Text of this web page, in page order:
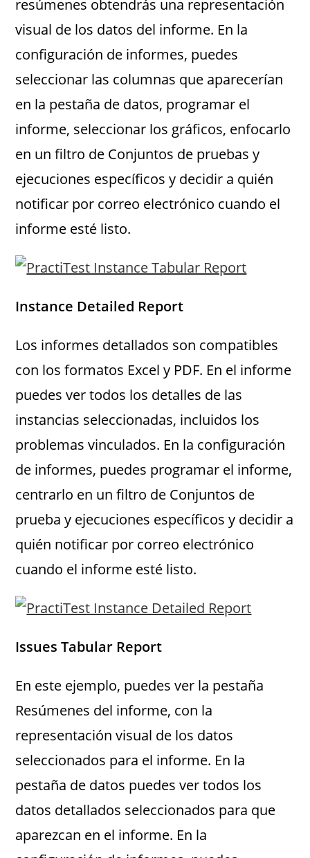
resúmenes obtendrás una representación
visual de los datos del informe. En la
configuración de informes, puedes
seleccionar las columnas que aparecerían
en la pestaña de datos, programar el
informe, seleccionar los gráficos, enfocarlo
en un filtro de Conjuntos de pruebas y
ejecuciones específicos y decidir a quién
notificar por correo electrónico cuando el
informe esté listo.
Instance Detailed Report
Los informes detallados son compatibles
con los formatos Excel y PDF. En el informe
puedes ver todos los detalles de las
instancias seleccionadas, incluidos los
problemas vinculados. En la configuración
de informes, puedes programar el informe,
centrarlo en un filtro de Conjuntos de
prueba y ejecuciones específicos y decidir a
quién notificar por correo electrónico
cuando el informe esté listo.
Issues Tabular Report
En este ejemplo, puedes ver la pestaña
Resúmenes del informe, con la
representación visual de los datos
seleccionados para el informe. En la
pestaña de datos puedes ver todos los
datos detallados seleccionados para que
aparezcan en el informe. En la